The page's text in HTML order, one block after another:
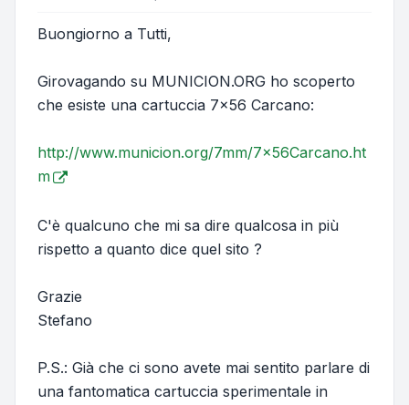
Buongiorno a Tutti,
Girovagando su MUNICION.ORG ho scoperto
che esiste una cartuccia 7x56 Carcano:
http://www.municion.org/7mm/7x56Carcano.ht
m
C'è qualcuno che mi sa dire qualcosa in più
rispetto a quanto dice quel sito ?
Grazie
Stefano
P.S.: Già che ci sono avete mai sentito parlare di
una fantomatica cartuccia sperimentale in